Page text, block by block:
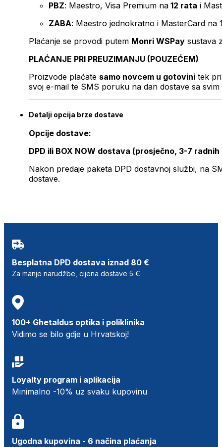
PBZ: Maestro, Visa Premium na 12 rata i
ZABA: Maestro jednokratno i MasterCard na
Plaćanje se provodi putem Monri WSPay sustava
PLAĆANJE PRI PREUZIMANJU (POUZEĆEM)
Proizvode plaćate samo novcem u gotovini tek
svoj e-mail te SMS poruku na dan dostave sa svim
Detalji opcija brze dostave
Opcije dostave:
DPD ili BOX NOW dostava (prosječno, 3-7 radnih
Nakon predaje paketa DPD dostavnoj službi, na
dostave.
Besplatna DPD dostava iznad 80 €
Za manje narudžbe, cijena dostave 5 €
100+ Ghetaldus optika i poliklinika
Vidimo se bilo gdje u Hrvatskoj!
Loyalty program i aplikacija
Minimalno -10% uz svaku kupovinu
Ugodna kupovina - 6 načina plaćanja